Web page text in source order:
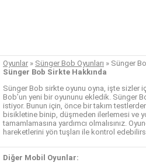
Oyunlar » Sünger Bob Oyunları » Sünger
Sünger Bob Sirkte Hakkında
Sünger Bob sirkte oyunu oyna, işte sizler
Bob’un yeni bir oyununu ekledik. Sünger
istiyor. Bunun için, önce bir takım
bisikletine binip, düşmeden ilerlemesi ve
tamamlamasına yardımcı olmalısınız.
hareketlerini yön tuşları ile kontrol
Diğer Mobil Oyunlar: